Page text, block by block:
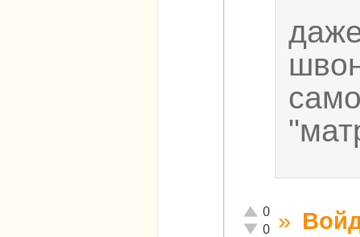
Отлично!
0
Неадекватно!
0 »